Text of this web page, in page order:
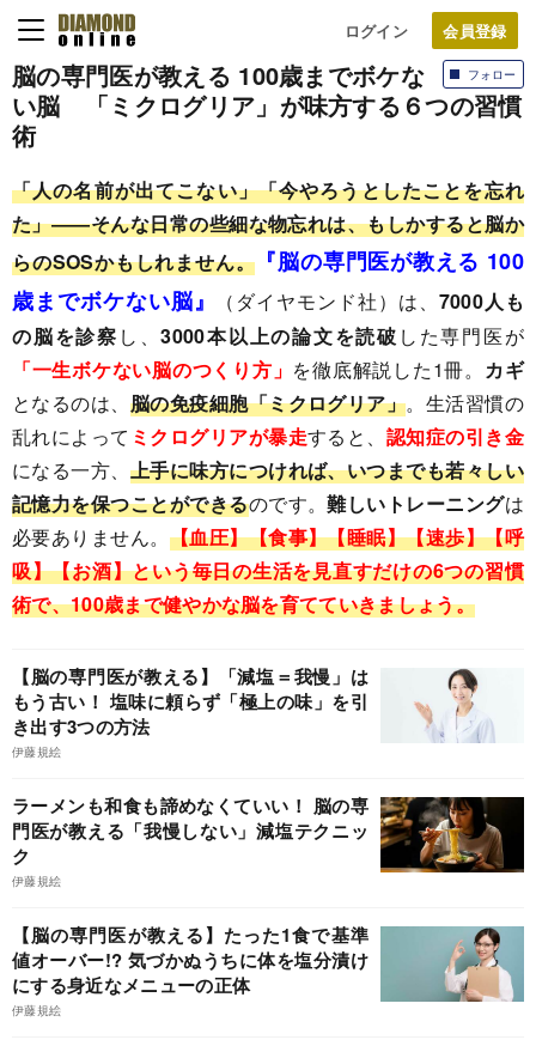
ログイン
フォロー
脳の専門医が教える 100歳までボケな
い脳 「ミクログリア」が味方する６つの習慣
術
「人の名前が出てこない」「今やろうとしたことを忘れ
た」――そんな日常の些細な物忘れは、もしかすると脳か
らのSOSかもしれません。 『脳の専門医が教える 100
歳までボケない脳』
（ダイヤモンド社）は、 7000人も
の脳を診察 し、3000本以上の論文を読破 した専門医が
「一生ボケない脳のつくり方」 を徹底解説した1冊。 カギ
となるのは、 脳の免疫細胞「ミクログリア」。生活習慣の
乱れによって ミクログリアが暴走すると、 認知症の引き金
になる一方、 上手に味方につければ、いつまでも若々しい
記憶力を保つことができるのです。難しいトレーニングは
必要ありません。 【血圧】【食事】【睡眠】【速歩】【呼
吸】【お酒】という毎日の生活を見直すだけの6つの習慣
術で、100歳まで健やかな脳を育てていきましょう。
【脳の専門医が教える】「減塩＝我慢」は
もう古い！ 塩味に頼らず「極上の味」を引
き出す3つの方法
伊藤規絵
ラーメンも和食も諦めなくていい！ ​脳の専
門医が教える「我慢しない」減塩テクニッ
ク
伊藤規絵
【脳の専門医が教える】たった1食で基準
値オーバー!? 気づかぬうちに体を塩分漬け
にする身近なメニューの正体
伊藤規絵